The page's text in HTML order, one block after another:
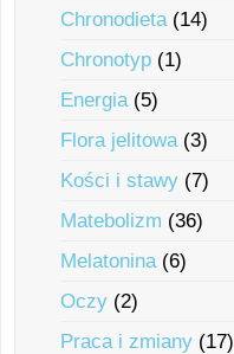
Chronodieta(14)
Chronotyp (1)
Energia(5)
Flora jelitowa(3)
Kości i stawy (7)
Matebolizm (36)
Melatonina(6)
Oczy (2)
Praca i zmiany (17)